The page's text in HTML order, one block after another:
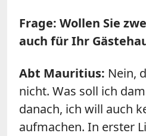
Frage: Wollen Sie
auch für Ihr
Abt Mauritius: Nein,
nicht. Was soll ich
danach, ich will auch
aufmachen. In erster